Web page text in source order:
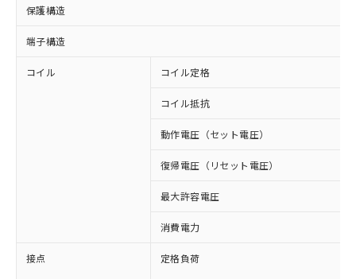
保護構造
端子構造
コイル コイル定格
コイル抵抗
動作電圧（セット電圧）
復帰電圧（リセット電圧）
最大許容電圧
消費電力
接点 定格負荷